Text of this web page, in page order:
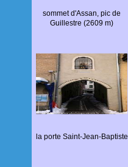
sommet d'Assan, pic de
Guillestre (2609 m)
la porte Saint-Jean-Baptiste